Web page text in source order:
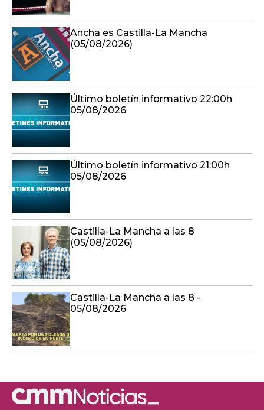
Ancha es Castilla-La Mancha
(05/08/2026)
Último boletín informativo 22:00h
05/08/2026
Último boletín informativo 21:00h
05/08/2026
Castilla-La Mancha a las 8
(05/08/2026)
Castilla-La Mancha a las 8 -
05/08/2026